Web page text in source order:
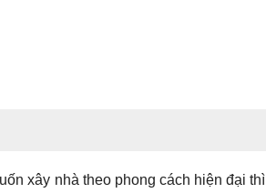
xây nhà theo phong cách hiện đại thì